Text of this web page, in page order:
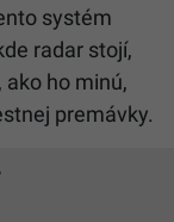
systém
radar stojí,
ho minú,
premávky.